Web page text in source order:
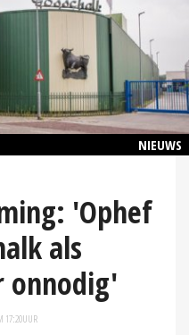
NIEUWS
'Ophef
als
onnodig'
17:20UUR